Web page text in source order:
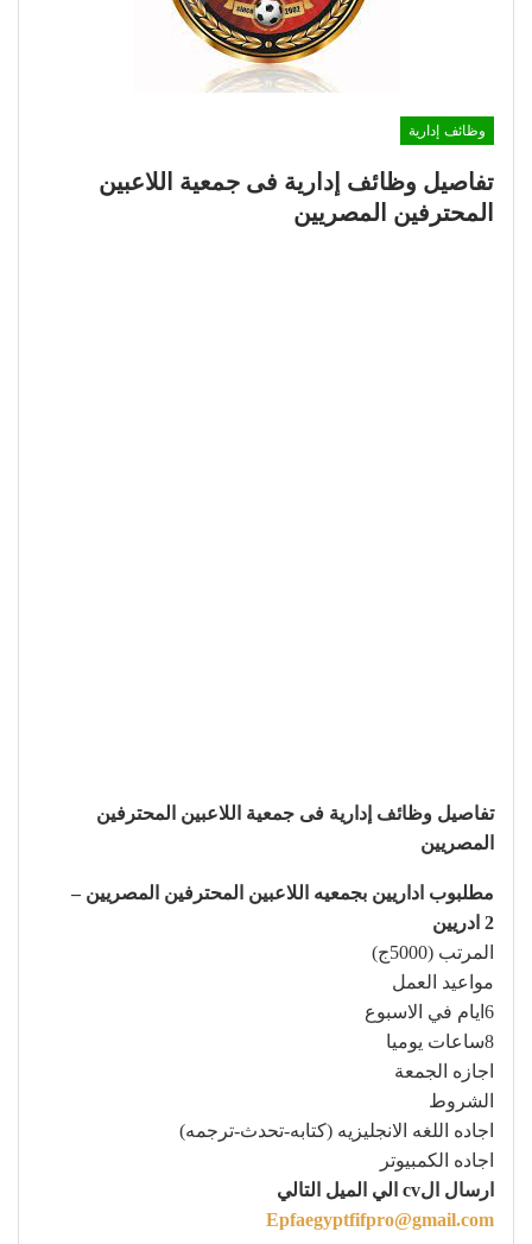
وظائف إدارية
تفاصيل وظائف إدارية فى جمعية اللاعبين
المحترفين المصريين
تفاصيل وظائف إدارية فى جمعية اللاعبين المحترفين
المصريين
مطلبوب اداريين بجمعيه اللاعبين المحترفين المصريين –
2 ادريين
المرتب (5000ج)
مواعيد العمل
6ايام في الاسبوع
8ساعات يوميا
اجازه الجمعة
الشروط
اجاده اللغه الانجليزيه (كتابه-تحدث-ترجمه)
اجاده الكمبيوتر
ارسال الcv الي الميل التالي
Epfaegyptfifpro@gmail.com